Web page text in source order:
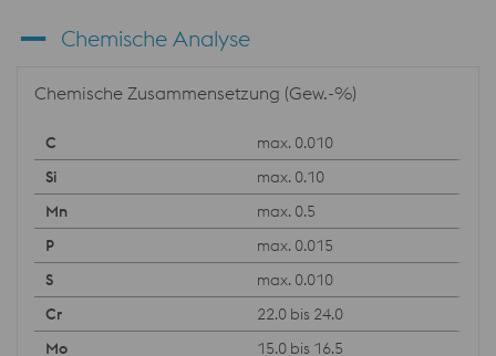
Chemische Analyse
Chemische Zusammensetzung (Gew.-%)
max. 0.010
max. 0.10
max. 0.5
max. 0.015
max. 0.010
22.0 bis 24.0
15.0 bis 16.5